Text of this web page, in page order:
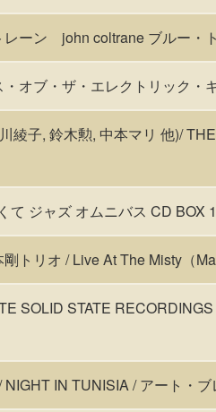
レーン john coltrane ブルー・
オブ・ザ・エレクトリック・
綾子, 鈴木勲, 中本マリ 他)/
て ジャズ オムニバス CD BOX
剛トリオ / Live At The Misty（
SOLID STATE
IN TUNISIA / アート・